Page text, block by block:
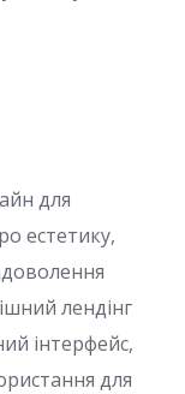
для
естетику,
лендінг
інтерфейс,
для